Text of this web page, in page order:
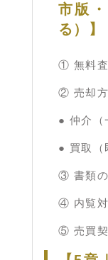
市版
る）】
① 無料査
② 売却方
● 仲介（
● 買取（
③ 書類
④ 内覧対
⑤ 売買